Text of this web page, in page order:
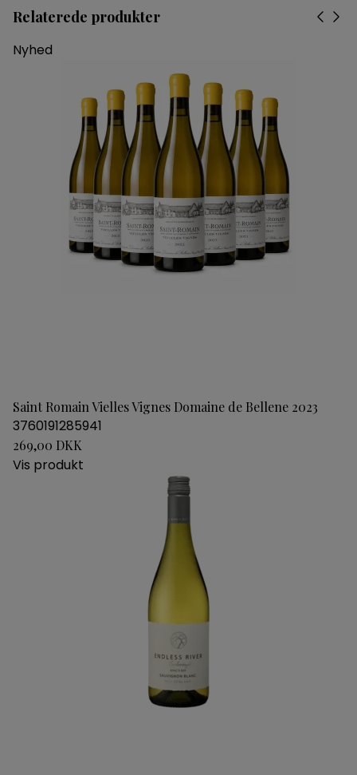
Relaterede produkter
Nyhed
Saint Romain Vielles Vignes Domaine de Bellene 2023
3760191285941
269,00 DKK
Vis produkt